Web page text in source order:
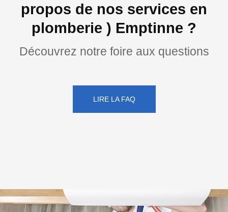
propos de nos services en
plomberie ) Emptinne ?
Découvrez notre foire aux questions
LIRE LA FAQ